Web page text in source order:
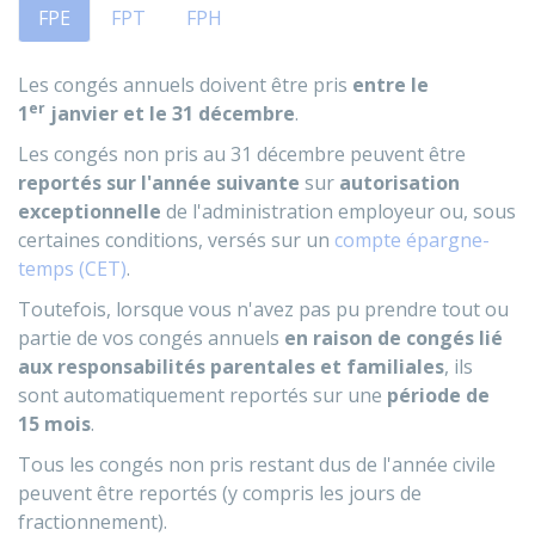
FPE FPT FPH
Les congés annuels doivent être pris entre le
1er janvier et le 31 décembre.
Les congés non pris au 31 décembre peuvent être
reportés sur l'année suivante sur autorisation
exceptionnelle de l'administration employeur ou, sous
certaines conditions, versés sur un compte épargne-
temps (CET).
Toutefois, lorsque vous n'avez pas pu prendre tout ou
partie de vos congés annuels en raison de congés lié
aux responsabilités parentales et familiales, ils
sont automatiquement reportés sur une période de
15 mois.
Tous les congés non pris restant dus de l'année civile
peuvent être reportés (y compris les jours de
fractionnement).